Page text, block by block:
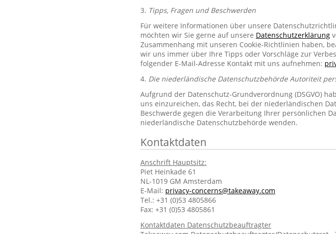
3. Tipps, Fragen und Beschwerden
Für weitere Informationen über unsere
möchten wir Sie gerne auf unsere Datenschutzerklärung
Zusammenhang mit unseren Cookie-Richtlinien haben,
wir uns immer über Ihre Tipps oder Vorschläge zur
folgender E-Mail-Adresse Kontakt mit uns aufnehmen:
4. Die niederländische Datenschutzbehörde Autoriteit
Aufgrund der Datenschutz-Grundverordnung (DSGVO)
uns einzureichen, das Recht, bei der niederländischen
Beschwerde gegen die Verarbeitung Ihrer persönlichen
niederländische Datenschutzbehörde wenden.
Kontaktdaten
Anschrift Hauptsitz:
Piet Heinkade 61
NL-1019 GM Amsterdam
E-Mail: privacy-concerns@takeaway.com
Tel.: +31 (0)53 4805866
Fax: +31 (0)53 4805861
Kontaktdaten Datenschutzbeauftragter